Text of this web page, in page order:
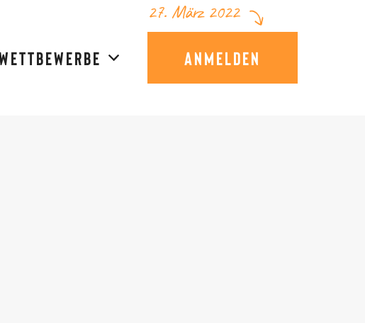
27. März 2022
Anmelden